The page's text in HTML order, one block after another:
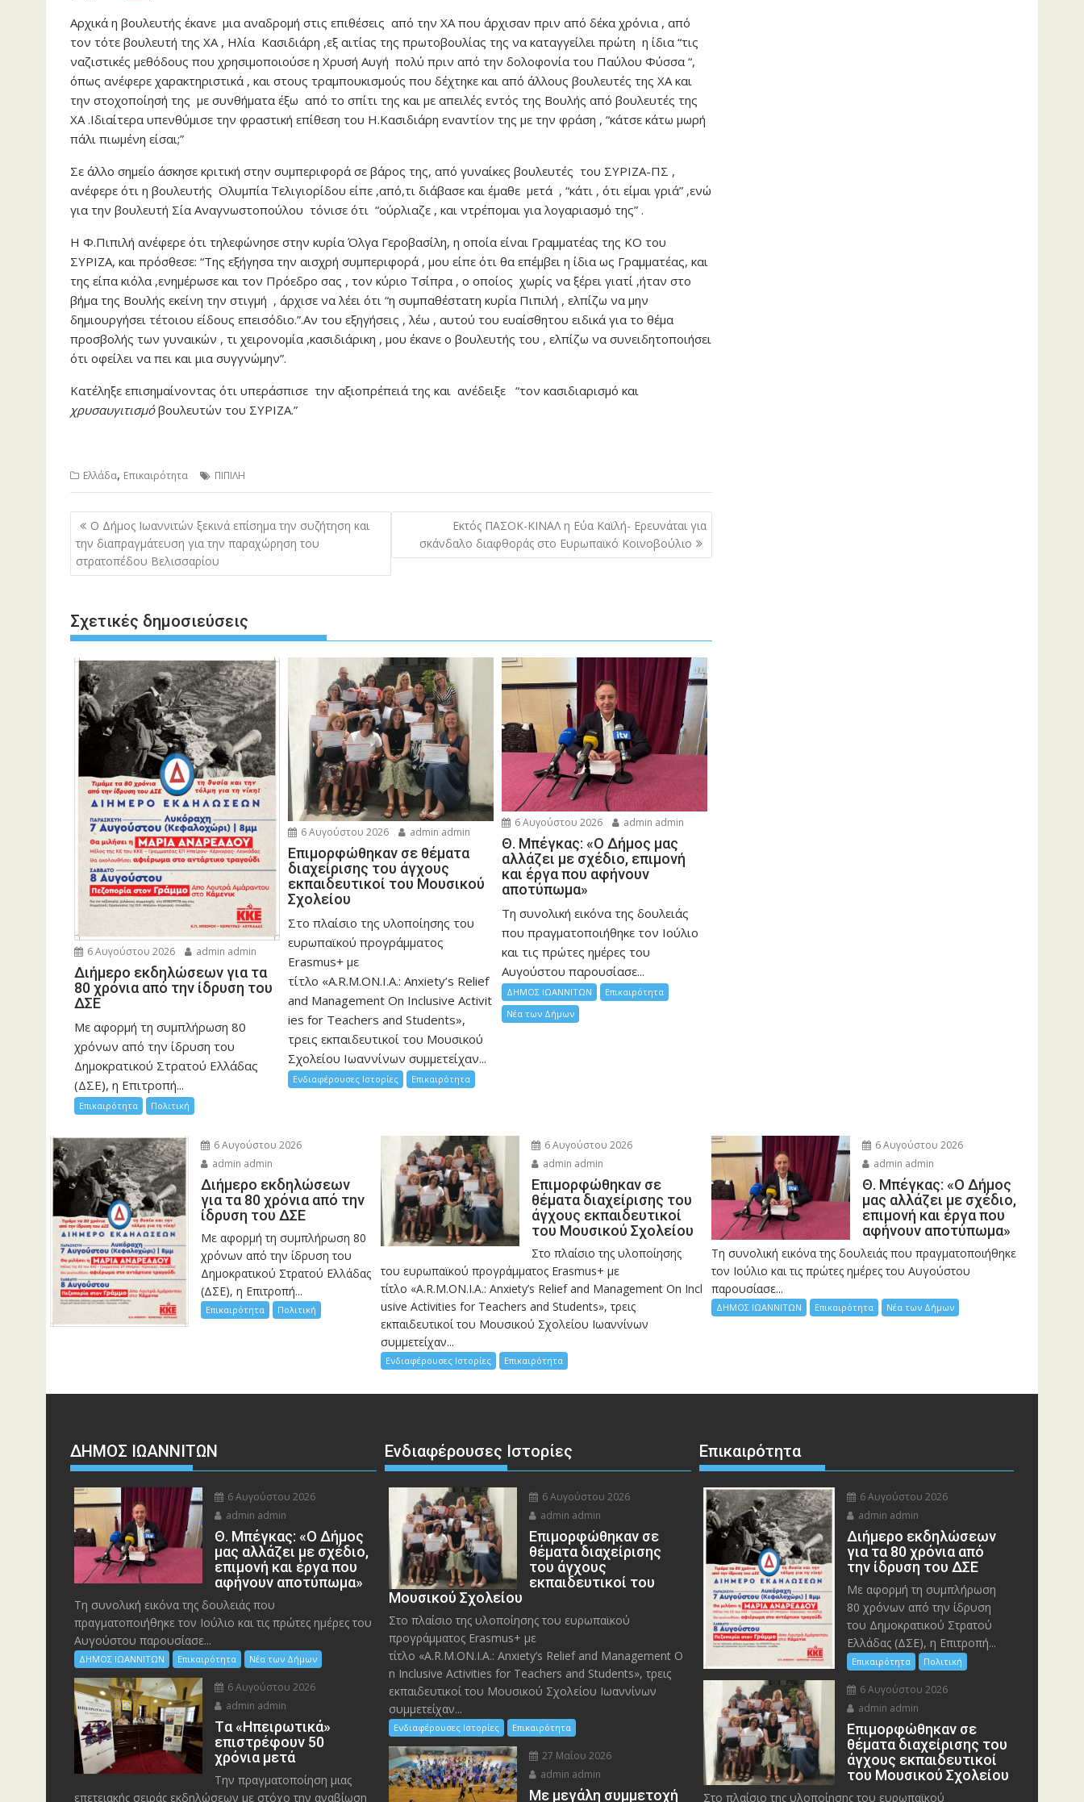
Αρχικά η βουλευτής έκανε μια αναδρομή στις επιθέσεις από την ΧΑ που άρχισαν πριν από δέκα χρόνια , από
τον τότε βουλευτή της ΧΑ , Ηλία Κασιδιάρη ,εξ αιτίας της πρωτοβουλίας της να καταγγείλει πρώτη η ίδια “τις
ναζιστικές μεθόδους που χρησιμοποιούσε η Χρυσή Αυγή πολύ πριν από την δολοφονία του Παύλου Φύσσα “,
όπως ανέφερε χαρακτηριστικά , και στους τραμπουκισμούς που δέχτηκε και από άλλους βουλευτές της ΧΑ και
την στοχοποίησή της με συνθήματα έξω από το σπίτι της και με απειλές εντός της Βουλής από βουλευτές της
ΧΑ .Ιδιαίτερα υπενθύμισε την φραστική επίθεση του Η.Κασιδιάρη εναντίον της με την φράση , “κάτσε κάτω μωρή
πάλι πιωμένη είσαι;”
Σε άλλο σημείο άσκησε κριτική στην συμπεριφορά σε βάρος της, από γυναίκες βουλευτές του ΣΥΡΙΖΑ-ΠΣ ,
ανέφερε ότι η βουλευτής Ολυμπία Τελιγιορίδου είπε ,απ΄ο,τι διάβασε και έμαθε μετά , “κάτι , ότι είμαι γριά” ,ενώ
για την βουλευτή Σία Αναγνωστοπούλου τόνισε ότι “ούρλιαζε , και ντρέπομαι για λογαριασμό της” .
Η Φ.Πιπιλή ανέφερε ότι τηλεφώνησε στην κυρία Όλγα Γεροβασίλη, η οποία είναι Γραμματέας της ΚΟ του
ΣΥΡΙΖΑ, και πρόσθεσε: “Της εξήγησα την αισχρή συμπεριφορά , μου είπε ότι θα επέμβει η ίδια ως Γραμματέας, και
της είπα κιόλα ,ενημέρωσε και τον Πρόεδρο σας , τον κύριο Τσίπρα , ο οποίος χωρίς να ξέρει γιατί ,ήταν στο
βήμα της Βουλής εκείνη την στιγμή , άρχισε να λέει ότι “η συμπαθέστατη κυρία Πιπιλή , ελπίζω να μην
δημιουργήσει τέτοιου είδους επεισόδιο.”.Αν του εξηγήσεις , λέω , αυτού του ευαίσθητου ειδικά για το θέμα
προσβολής των γυναικών , τι χειρονομία ,κασιδιάρικη , μου έκανε ο βουλευτής του , ελπίζω να συνειδητοποιήσει
ότι οφείλει να πει και μια συγγνώμην”.
Κατέληξε επισημαίνοντας ότι υπεράσπισε την αξιοπρέπειά της και ανέδειξε “τον κασιδιαρισμό και
χρυσαυγιτισμόβουλευτών του ΣΥΡΙΖΑ.”
Ελλάδα, Επικαιρότητα ΠΙΠΙΛΗ
Πλοήγηση
άρθρων
Ο Δήμος Ιωαννιτών ξεκινά επίσημα την συζήτηση και
την διαπραγμάτευση για την παραχώρηση του
στρατοπέδου Βελισσαρίου
Εκτός ΠΑΣΟΚ-ΚΙΝΑΛ η Εύα Καϊλή- Ερευνάται για
σκάνδαλο διαφθοράς στο Ευρωπαϊκό Κοινοβούλιο
Σχετικές δημοσιεύσεις
6 Αυγούστου 2026 admin admin
Διήμερο εκδηλώσεων για τα
80 χρόνια από την ίδρυση του
ΔΣΕ
Με αφορμή τη συμπλήρωση 80
χρόνων από την ίδρυση του
Δημοκρατικού Στρατού Ελλάδας
(ΔΣΕ), η Επιτροπή...
Επικαιρότητα Πολιτική
6 Αυγούστου 2026 admin admin
Eπιμορφώθηκαν σε θέματα
διαχείρισης του άγχους
εκπαιδευτικοί του Μουσικού
Σχολείου
Στο πλαίσιο της υλοποίησης του
ευρωπαϊκού προγράμματος
Erasmus+ με
τίτλο «A.R.M.ON.I.A.: Anxiety’s Relief
and Management On Inclusive Activit
ies for Teachers and Students»,
τρεις εκπαιδευτικοί του Μουσικού
Σχολείου Ιωαννίνων συμμετείχαν...
Ενδιαφέρουσες Ιστορίες Επικαιρότητα
6 Αυγούστου 2026 admin admin
Θ. Μπέγκας: «Ο Δήμος μας
αλλάζει με σχέδιο, επιμονή
και έργα που αφήνουν
αποτύπωμα»
Τη συνολική εικόνα της δουλειάς
που πραγματοποιήθηκε τον Ιούλιο
και τις πρώτες ημέρες του
Αυγούστου παρουσίασε...
ΔΗΜΟΣ ΙΩΑΝΝΙΤΩΝ
Επικαιρότητα
Νέα των Δήμων
6 Αυγούστου 2026
admin admin
Διήμερο εκδηλώσεων
για τα 80 χρόνια από την
ίδρυση του ΔΣΕ
Με αφορμή τη συμπλήρωση 80
χρόνων από την ίδρυση του
Δημοκρατικού Στρατού Ελλάδας
(ΔΣΕ), η Επιτροπή...
Επικαιρότητα Πολιτική
6 Αυγούστου 2026
admin admin
Eπιμορφώθηκαν σε
θέματα διαχείρισης του
άγχους εκπαιδευτικοί
του Μουσικού Σχολείου
Στο πλαίσιο της υλοποίησης
του ευρωπαϊκού προγράμματος Erasmus+ με
τίτλο «A.R.M.ON.I.A.: Anxiety’s Relief and Management On Incl
usive Activities for Teachers and Students», τρεις
εκπαιδευτικοί του Μουσικού Σχολείου Ιωαννίνων
συμμετείχαν...
Ενδιαφέρουσες Ιστορίες Επικαιρότητα
6 Αυγούστου 2026
admin admin
Θ. Μπέγκας: «Ο Δήμος
μας αλλάζει με σχέδιο,
επιμονή και έργα που
αφήνουν αποτύπωμα»
Τη συνολική εικόνα της δουλειάς που πραγματοποιήθηκε
τον Ιούλιο και τις πρώτες ημέρες του Αυγούστου
παρουσίασε...
ΔΗΜΟΣ ΙΩΑΝΝΙΤΩΝ Επικαιρότητα Νέα των Δήμων
ΔΗΜΟΣ ΙΩΑΝΝΙΤΩΝ
6 Αυγούστου 2026
admin admin
Θ. Μπέγκας: «Ο Δήμος
μας αλλάζει με σχέδιο,
επιμονή και έργα που
αφήνουν αποτύπωμα»
Τη συνολική εικόνα της δουλειάς που
πραγματοποιήθηκε τον Ιούλιο και τις πρώτες ημέρες του
Αυγούστου παρουσίασε...
ΔΗΜΟΣ ΙΩΑΝΝΙΤΩΝ Επικαιρότητα Νέα των Δήμων
6 Αυγούστου 2026
admin admin
Tα «Ηπειρωτικά»
επιστρέφουν 50
χρόνια μετά
Την πραγματοποίηση μιας
επετειακής σειράς εκδηλώσεων με στόχο την αναβίωση
Ενδιαφέρουσες Ιστορίες
6 Αυγούστου 2026
admin admin
Eπιμορφώθηκαν σε
θέματα διαχείρισης
του άγχους
εκπαιδευτικοί του
Μουσικού Σχολείου
Στο πλαίσιο της υλοποίησης του ευρωπαϊκού
προγράμματος Erasmus+ με
τίτλο «A.R.M.ON.I.A.: Anxiety’s Relief and Management O
n Inclusive Activities for Teachers and Students», τρεις
εκπαιδευτικοί του Μουσικού Σχολείου Ιωαννίνων
συμμετείχαν...
Ενδιαφέρουσες Ιστορίες Επικαιρότητα
27 Μαΐου 2026
admin admin
Με μεγάλη συμμετοχή
Επικαιρότητα
6 Αυγούστου 2026
admin admin
Διήμερο εκδηλώσεων
για τα 80 χρόνια από
την ίδρυση του ΔΣΕ
Με αφορμή τη συμπλήρωση
80 χρόνων από την ίδρυση
του Δημοκρατικού Στρατού
Ελλάδας (ΔΣΕ), η Επιτροπή...
Επικαιρότητα Πολιτική
6 Αυγούστου 2026
admin admin
Eπιμορφώθηκαν σε
θέματα διαχείρισης του
άγχους εκπαιδευτικοί
του Μουσικού Σχολείου
Στο πλαίσιο της υλοποίησης του ευρωπαϊκού